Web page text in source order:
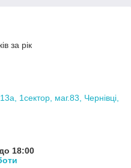
за рік
1сектор, маг.83, Чернівці,
18:00